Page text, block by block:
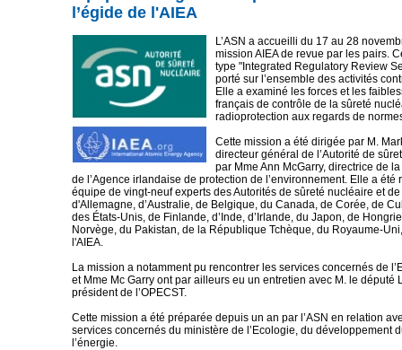
l’égide de l'AIEA
L’ASN a accueilli du 17 au 28
mission AIEA de revue par les pairs.
type "Integrated Regulatory Review
porté sur l’ensemble des activités
Elle a examiné les forces et les
français de contrôle de la sûreté
radioprotection aux regards de
Cette mission a été dirigée par M.
directeur général de l’Autorité de
par Mme Ann McGarry, directrice de
de l’Agence irlandaise de protection de l’environnement. Elle a été
équipe de vingt-neuf experts des Autorités de sûreté nucléaire et
d'Allemagne, d’Australie, de Belgique, du Canada, de Corée, de
des États-Unis, de Finlande, d’Inde, d’Irlande, du Japon, de
Norvège, du Pakistan, de la République Tchèque, du Royaume-
l'AIEA.
La mission a notamment pu rencontrer les services concernés de
et Mme Mc Garry ont par ailleurs eu un entretien avec M. le député
président de l’OPECST.
Cette mission a été préparée depuis un an par l’ASN en relation
services concernés du ministère de l’Ecologie, du développement
l’énergie.